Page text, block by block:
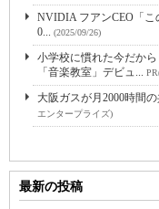
NVIDIA フアンCEO「
0... (2025/09/26)
小学校に慣れた今だか
「音楽教室」デビュ...
大阪ガスが月2000時間
エンタープライズ)
最新の投稿